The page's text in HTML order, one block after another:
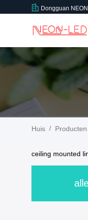
Dongguan
Huis / Producten
ceiling mounted